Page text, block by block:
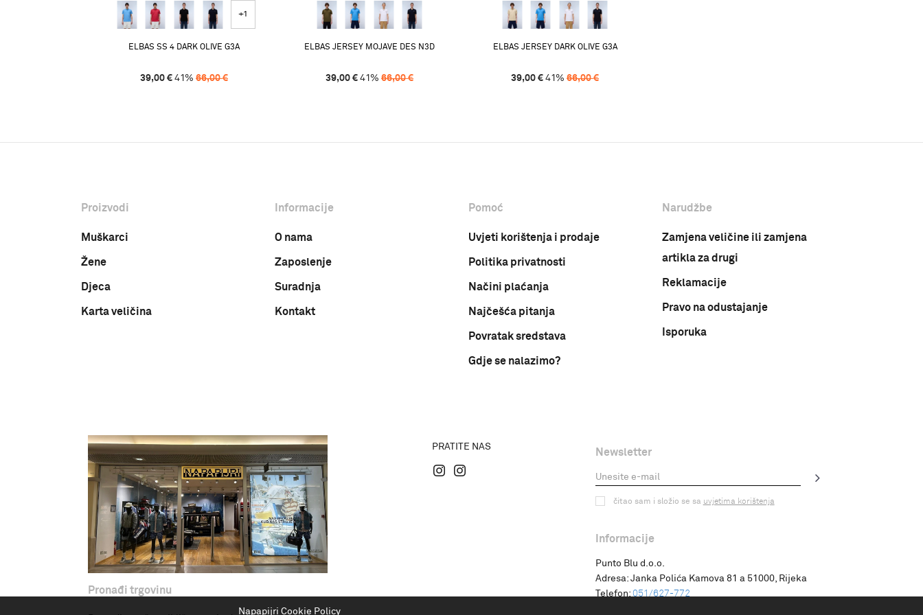
+1
ELBAS SS 4 DARK OLIVE G3A
39,00 € 41 % 66,00€
ELBAS JERSEY MOJAVE DES N3D
39,00 € 41 % 66,00€
ELBAS JERSEY DARK OLIVE G3A
39,00 € 41 % 66,00€
Proizvodi
Muškarci
Žene
Djeca
Karta veličina
Informacije
O nama
Zaposlenje
Suradnja
Kontakt
Pomoć
Uvjeti korištenja i prodaje
Politika privatnosti
Načini plaćanja
Najčešća pitanja
Povratak sredstava
Gdje se nalazimo?
Narudžbe
Zamjena veličine ili zamjena
artikla za drugi
Reklamacije
Pravo na odustajanje
Isporuka
Pronađi trgovinu
PRATITE NAS Newsletter
čitao sam i složio se sa uvjetima korištenja
Informacije
Punto Blu d.o.o.
Adresa: Janka Polića Kamova 81 a 51000, Rijeka
Telefon: 051/627-772
Napapijri Cookie Policy